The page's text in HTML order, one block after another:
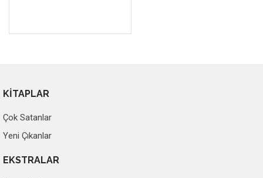
KİTAPLAR
Çok Satanlar
Yeni Çıkanlar
EKSTRALAR